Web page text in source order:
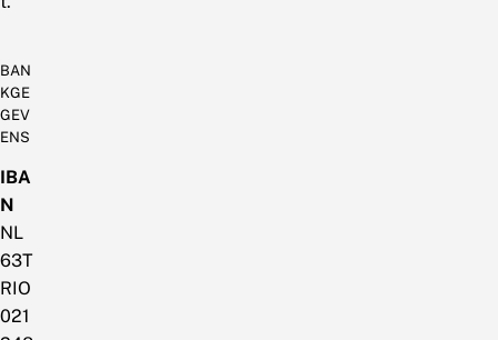
BAN
KGE
GEV
ENS
IBA
N
NL
63T
RIO
021